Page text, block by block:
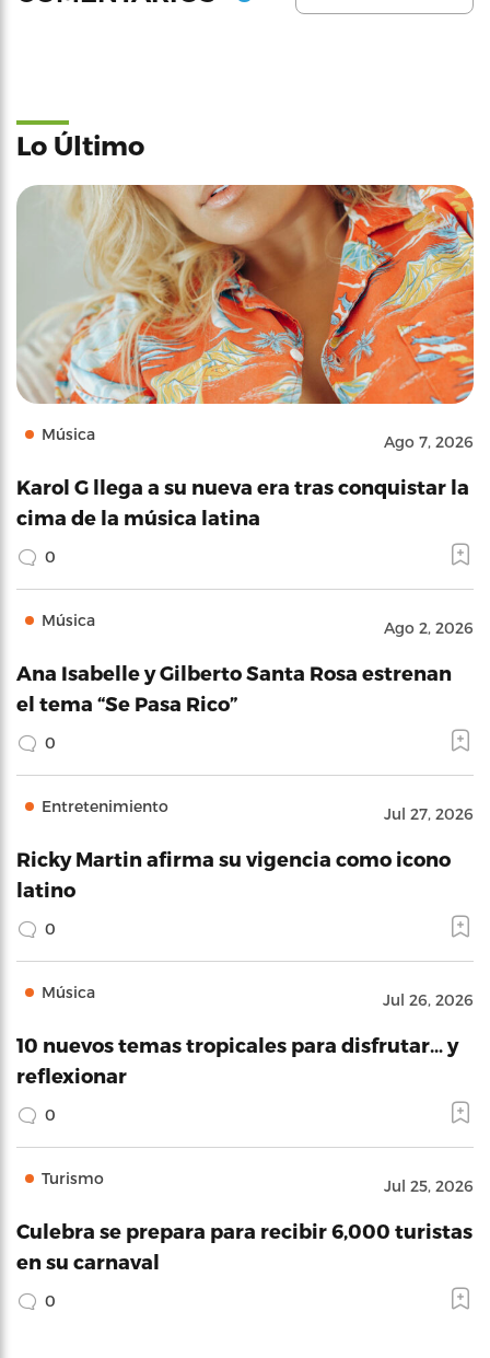
Lo Último
Música Ago 7, 2026
Karol G llega a su nueva era tras conquistar la
cima de la música latina
0
Música Ago 2, 2026
Ana Isabelle y Gilberto Santa Rosa estrenan
el tema “Se Pasa Rico”
0
Entretenimiento Jul 27, 2026
Ricky Martin afirma su vigencia como icono
latino
0
Música Jul 26, 2026
10 nuevos temas tropicales para disfrutar… y
reflexionar
0
Turismo Jul 25, 2026
Culebra se prepara para recibir 6,000 turistas
en su carnaval
0